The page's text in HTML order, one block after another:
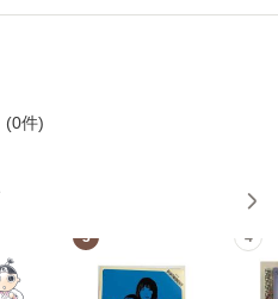
(0件)
3 4